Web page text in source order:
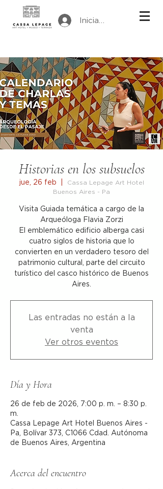
Iniciar sesión
Historias en los subsuelos
jue, 26 feb
Cassa Lepage Art Hotel
Buenos Aires - Pa
Visita Guiada temática a cargo de la
Arqueóloga Flavia Zorzi
El emblemático edificio alberga casi
cuatro siglos de historia que lo
convierten en un verdadero tesoro del
patrimonio cultural, parte del circuito
turístico del casco histórico de Buenos
Aires.
Las entradas no están a la
venta
Ver otros eventos
Día y Hora
26 de feb de 2026, 7:00 p. m. – 8:30 p.
m.
Cassa Lepage Art Hotel Buenos Aires -
Pa, Bolívar 373, C1066 Cdad. Autónoma
de Buenos Aires, Argentina
Acerca del encuentro